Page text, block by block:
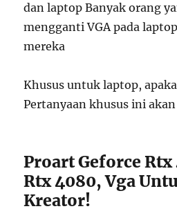
dan laptop Banyak orang
mengganti VGA pada laptop
mereka
Khusus untuk laptop,
Pertanyaan khusus ini
Proart Geforce
Rtx 4080, Vga
Kreator!